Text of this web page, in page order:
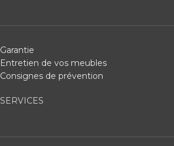
Garantie
Entretien de vos meubles
Consignes de prévention
SERVICES